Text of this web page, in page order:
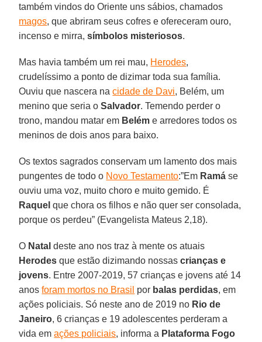
também vindos do Oriente uns sábios, chamados
magos, que abriram seus cofres e ofereceram ouro,
incenso e mirra,símbolos misteriosos.
Mas havia também um rei mau, Herodes,
crudelíssimo a ponto de dizimar toda sua família.
Ouviu que nascera nacidade de Davi, Belém, um
menino que seria oSalvador. Temendo perder o
trono, mandou matar em Belém e arredores todos os
meninos de dois anos para baixo.
Os textos sagrados conservam um lamento dos mais
pungentes de todo o Novo Testamento:”Em Ramá se
ouviu uma voz, muito choro e muito gemido. É
Raquel que chora os filhos e não quer ser consolada,
porque os perdeu” (Evangelista Mateus 2,18).
O Natal deste ano nos traz à mente os atuais
Herodes que estão dizimando nossascrianças e
jovens. Entre 2007-2019, 57 crianças e jovens até 14
anosforam mortos no Brasil por balas perdidas, em
ações policiais. Só neste ano de 2019 no Rio de
Janeiro, 6 crianças e 19 adolescentes perderam a
vida emações policiais, informa a Plataforma Fogo